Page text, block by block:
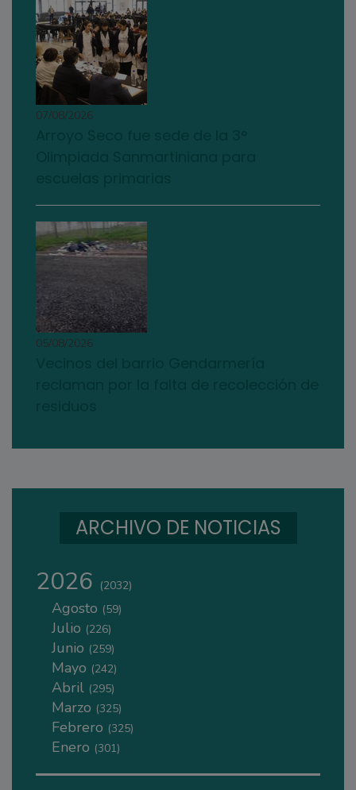
07/08/2026
05/08/2026
ARCHIVO DE NOTICIAS
2026 (2032)
Agosto (59)
Julio (226)
Junio (259)
Mayo (242)
Abril (295)
Marzo (325)
Febrero (325)
Enero (301)